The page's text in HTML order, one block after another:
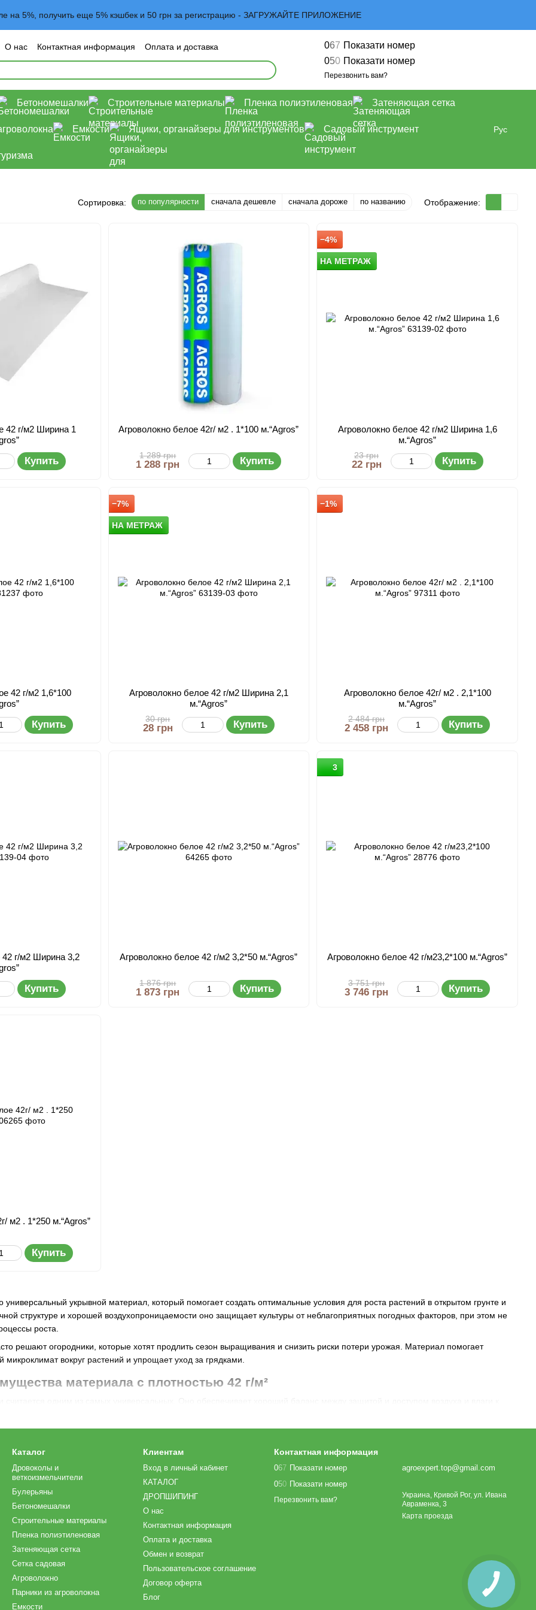
на 5%, получить еще 5% кэшбек и 50 грн за регистрацию - ЗАГРУЖАЙТЕ ПРИЛОЖЕНИЕ
О нас Контактная информация
Оплата и доставка
соглашение Договор оферта Блог
067 Показати номер
050 Показати номер
Перезвонить вам?
Бетономешалки Строительные материалы Пленка полиэтиленовая Затеняющая сетка
Емкости Ящики, органайзеры для инструментов Садовый инструмент Рус
Сортировка: по популярности сначала дешевле сначала дороже по названию Отображение:
универсальный укрывной материал, который помогает создать оптимальные условия для роста растений в открытом грунте и
структуре и хорошей воздухопроницаемости оно защищает культуры от неблагоприятных погодных факторов, при этом не
роста.
решают огородники, которые хотят продлить сезон выращивания и снизить риски потери урожая. Материал помогает
микроклимат вокруг растений и упрощает уход за грядками.
материала с плотностью 42 г/м²
уровня влажности;
перепадов температуры;
без необходимости снимать укрытие;
и более ранний урожай;
и длительный срок службы.
с плотностью 42 активно используют как в частных огородах, так и в профессиональном выращивании овощных
позволяет сократить стресс растений и создать более стабильные условия для развития культуры.
агроволокно в Украине?
представлено качественный укрывной материал, который подходит для профессионального и домашнего использования.
42 г/м2 Ширина 1
Купить
Агроволокно белое 42г/ м2 . 1*100 м.“Agros”
1 289 грн
1 288 грн Купить
−4%
НА МЕТРАЖ
Агроволокно белое 42 г/м2 Ширина 1,6
м.“Agros”
23 грн
22 грн Купить
42 г/м2 1,6*100
Купить
−7%
НА МЕТРАЖ
Агроволокно белое 42 г/м2 Ширина 2,1
м.“Agros”
30 грн
28 грн Купить
−1%
Агроволокно белое 42г/ м2 . 2,1*100
м.“Agros”
2 484 грн
2 458 грн Купить
42 г/м2 Ширина 3,2
Купить
Агроволокно белое 42 г/м2 3,2*50 м.“Agros”
1 876 грн
1 873 грн Купить
3
Агроволокно белое 42 г/м23,2*100 м.“Agros”
3 751 грн
3 746 грн Купить
м2 . 1*250 м.“Agros”
Купить
Каталог
Дровоколы и
веткоизмельчители
Булерьяны
Бетономешалки
Строительные материалы
Пленка полиэтиленовая
Затеняющая сетка
Сетка садовая
Агроволокно
Парники из агроволокна
Емкости
Клиентам
Вход в личный кабинет
КАТАЛОГ
ДРОПШИПИНГ
О нас
Контактная информация
Оплата и доставка
Обмен и возврат
Пользовательское соглашение
Договор оферта
Блог
Контактная информация
067 Показати номер
050 Показати номер
Перезвонить вам?
agroexpert.top@gmail.com
Украина, Кривой Рог, ул. Ивана
Авраменка, 3
Карта проезда